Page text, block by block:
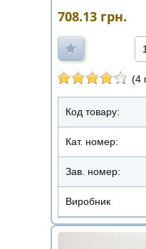
708.13 грн.
(4
Код товару:
Кат. номер:
Зав. номер:
Виробник